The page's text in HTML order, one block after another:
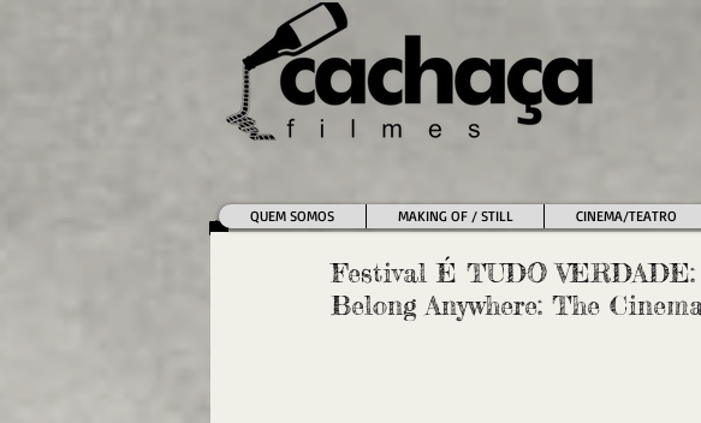
QUEM SOMOS MAKING OF / STILL CINEMA/TEATRO
Festival É TUDO
Belong Anywhere: The